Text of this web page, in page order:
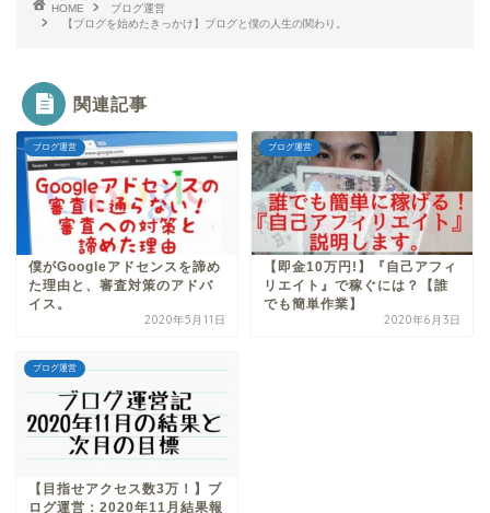
HOME
ブログ運営
【ブログを始めたきっかけ】ブログと僕の人生の関わり。
関連記事
ブログ運営
僕がGoogleアドセンスを諦め
た理由と、審査対策のアドバ
イス。
2020年5月11日
ブログ運営
【即金10万円!】『自己アフィ
リエイト』で稼ぐには？【誰
でも簡単作業】
2020年6月3日
ブログ運営
【目指せアクセス数3万！】ブ
ログ運営：2020年11月結果報